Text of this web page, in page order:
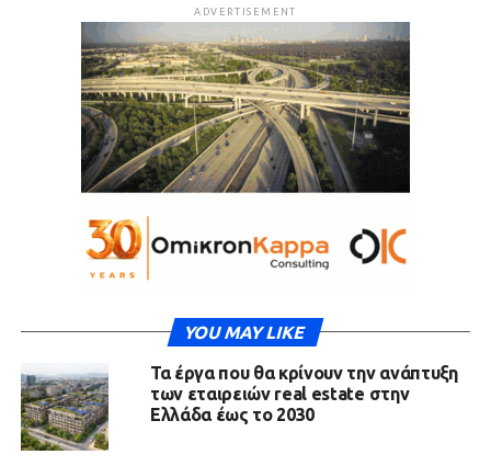
ADVERTISEMENT
YOU MAY LIKE
Τα έργα που θα κρίνουν την ανάπτυξη
των εταιρειών real estate στην
Ελλάδα έως το 2030